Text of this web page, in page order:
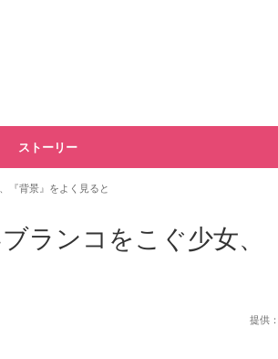
ストーリー
『背景』をよく見ると
ンコをこぐ少女、
提供：